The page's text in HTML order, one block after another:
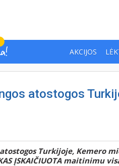
AKCIJOS
atostogos
Turkijoje, Kemero
ĮSKAIČIUOTA maitinimu